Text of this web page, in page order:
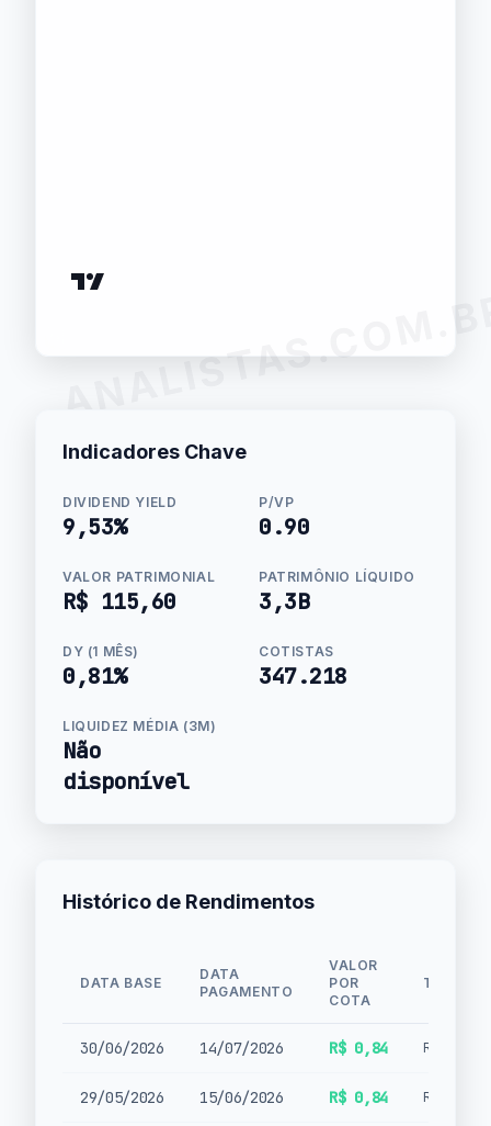
Indicadores Chave
DIVIDEND YIELD
9,53%
P/VP
0.90
VALOR PATRIMONIAL
R$ 115,60
PATRIMÔNIO LÍQUIDO
3,3B
DY (1 MÊS)
0,81%
COTISTAS
347.218
LIQUIDEZ MÉDIA (3M)
Não
disponível
Histórico de Rendimentos
DATA BASE
DATA
PAGAMENTO
VALOR
POR
COTA
TIPO
30/06/2026 14/07/2026 R$ 0,84
29/05/2026 15/06/2026 R$ 0,84